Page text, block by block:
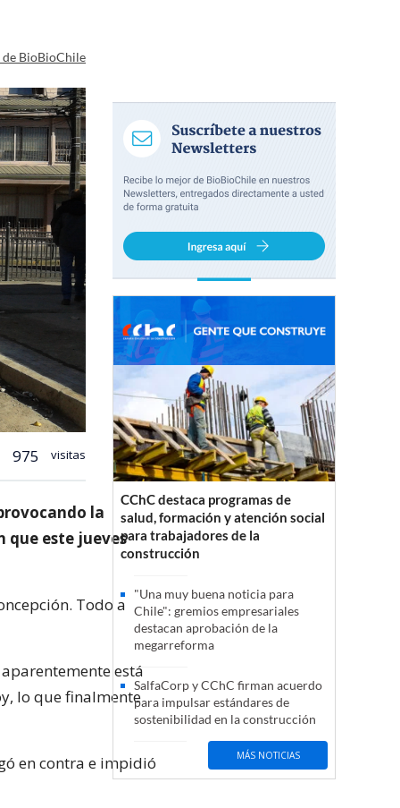
BioBioChile
975 visitas
la
que este jueves
Todo a
está
lo que finalmente
en contra e impidió
CChC destaca programas de
salud, formación y atención social
para trabajadores de la
construcción
"Una muy buena noticia para
Chile": gremios empresariales
destacan aprobación de la
megarreforma
SalfaCorp y CChC firman acuerdo
para impulsar estándares de
sostenibilidad en la construcción
MÁS NOTICIAS